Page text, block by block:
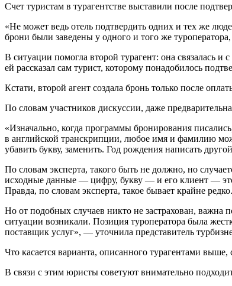
Счет туристам в турагентстве выставили после
«Не может ведь отель подтвердить одних и тех же
брони были заведены у одного и того же
В ситуации помогла второй турагент: она связалась
ей рассказал сам турист, которому понадобилось
Кстати, второй агент создала бронь только после
По словам участников дискуссии, даже
«Изначально, когда программы бронирования
в английской транскрипции, любое имя и фамилию
убавить букву, заменить. Год рождения написать
По словам эксперта, такого быть не должно, но
исходные данные — цифру, букву — и его клиент —
Правда, по словам эксперта, такое бывает крайне редко.
Но от подобных случаев никто не застрахован, важна
ситуации возникали. Позиция туроператора была
поставщик услуг», — уточнила представитель
Что касается варианта, описанного турагентами
В связи с этим юристы советуют внимательно